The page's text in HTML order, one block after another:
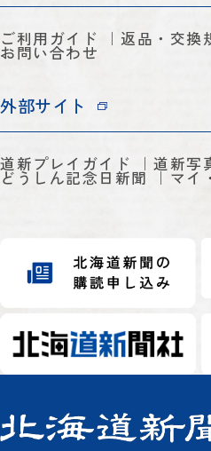
ご利用ガイド 返品・交換
お問い合わせ
外部サイト
道新プレイガイド 道新写
どうしん記念日新聞 マイ